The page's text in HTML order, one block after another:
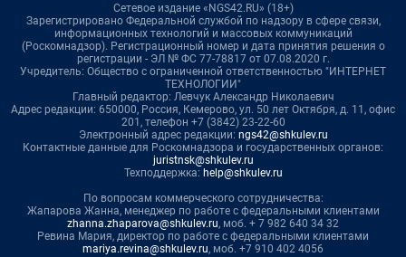
Сетевое издание «NGS42.RU» (18+)
Зарегистрировано Федеральной службой по надзору в сфере связи,
информационных технологий и массовых коммуникаций
(Роскомнадзор). Регистрационный номер и дата принятия решения о
регистрации - ЭЛ № ФС 77-78817 от 07.08.2020 г.
Учредитель: Общество с ограниченной ответственностью "ИНТЕРНЕТ
ТЕХНОЛОГИИ"
Главный редактор: Левчук Александр Николаевич
Адрес редакции: 650000, Россия, Кемерово, ул. 50 лет Октября, д. 11, офис
201, телефон +7 (3842) 23-22-60
Электронный адрес редакции: ngs42@shkulev.ru
Контактные данные для Роскомнадзора и государственных органов:
juristnsk@shkulev.ru
Техподдержка: help@shkulev.ru
По вопросам коммерческого сотрудничества:
Жапарова Жанна, менеджер по работе с федеральными клиентами
zhanna.zhaparova@shkulev.ru, моб. + 7 982 640 34 32
Ревина Мария, директор по работе с федеральными клиентами
mariya.revina@shkulev.ru, моб. +7 910 402 4056